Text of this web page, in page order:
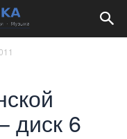
диск 6